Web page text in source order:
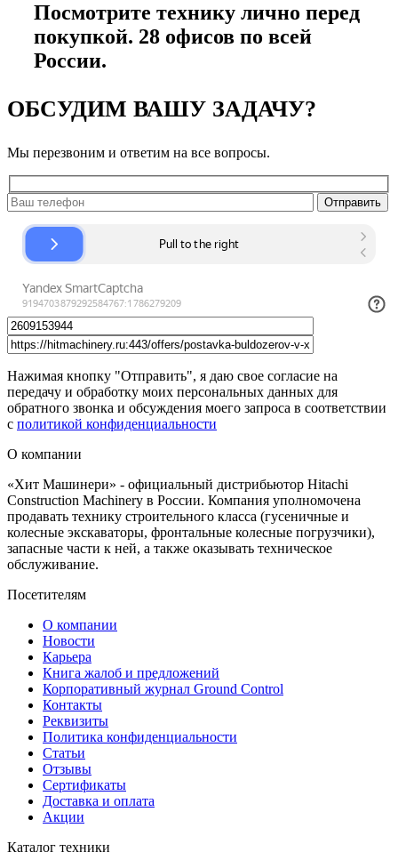
Посмотрите технику лично перед
покупкой. 28 офисов по всей
России.
ОБСУДИМ ВАШУ ЗАДАЧУ?
Мы перезвоним и ответим на все вопросы.
Нажимая кнопку "Отправить", я даю свое согласие на
передачу и обработку моих персональных данных для
обратного звонка и обсуждения моего запроса в соответствии
с политикой конфиденциальности
О компании
«Хит Машинери» - официальный дистрибьютор Hitachi
Construction Machinery в России. Компания уполномочена
продавать технику строительного класса (гусеничные и
колесные экскаваторы, фронтальные колесные погрузчики),
запасные части к ней, а также оказывать техническое
обслуживание.
Посетителям
О компании
Новости
Карьера
Книга жалоб и предложений
Корпоративный журнал Ground Control
Контакты
Реквизиты
Политика конфиденциальности
Статьи
Отзывы
Сертификаты
Доставка и оплата
Акции
Каталог техники